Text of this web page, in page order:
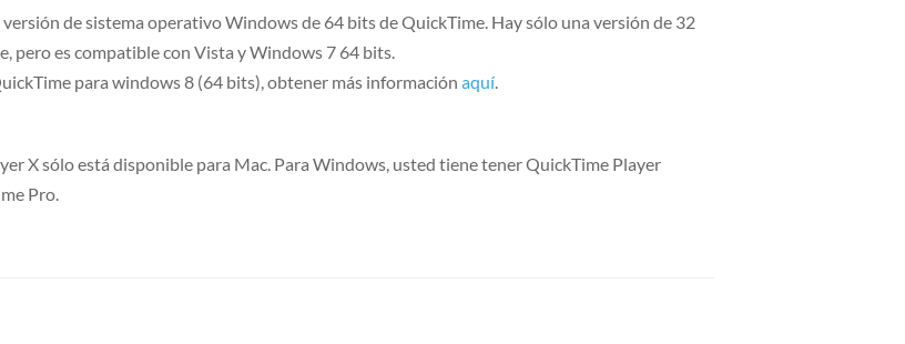
versión de sistema operativo Windows de 64 bits de QuickTime. Hay sólo una versión de 32
pero es compatible con Vista y Windows 7 64 bits.
para windows 8 (64 bits), obtener más información aquí.
X sólo está disponible para Mac. Para Windows, usted tiene tener QuickTime Player
Pro.